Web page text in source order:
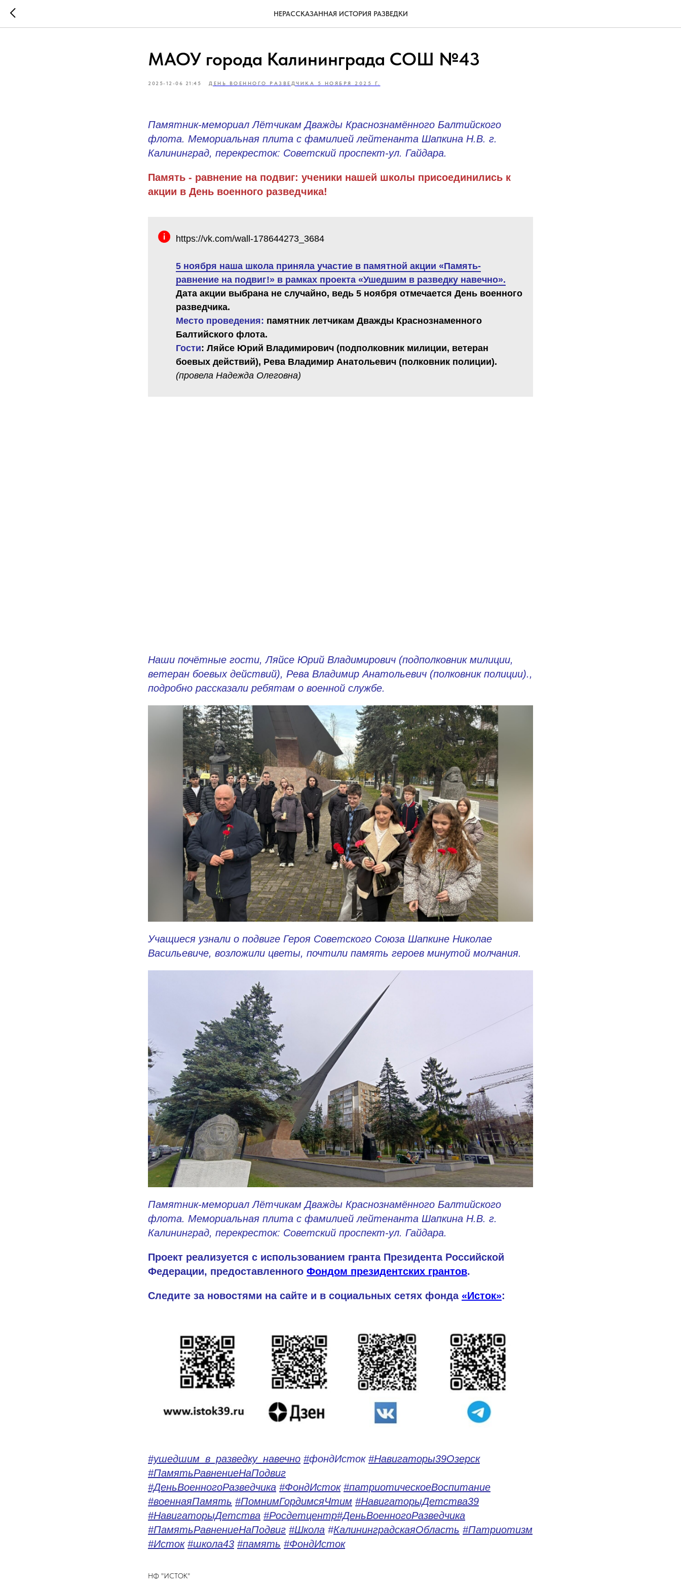
НЕРАССКАЗАННАЯ ИСТОРИЯ РАЗВЕДКИ
МАОУ города Калининграда СОШ №43
2025-12-06 21:45 ДЕНЬ ВОЕННОГО РАЗВЕДЧИКА 5 НОЯБРЯ 2025 Г.
Памятник-мемориал Лётчикам Дважды Краснознамённого Балтийского
флота. Мемориальная плита с фамилией лейтенанта Шапкина Н.В. г.
Калининград, перекресток: Советский проспект-ул. Гайдара.
Память - равнение на подвиг: ученики нашей школы присоединились к
акции в День военного разведчика!
https://vk.com/wall-178644273_3684
5 ноября наша школа приняла участие в памятной акции «Память-
равнение на подвиг!» в рамках проекта «Ушедшим в разведку навечно».
Дата акции выбрана не случайно, ведь 5 ноября отмечается День военного
разведчика.
Место проведения: памятник летчикам Дважды Краснознаменного
Балтийского флота.
Гости: Ляйсе Юрий Владимирович (подполковник милиции, ветеран
боевых действий), Рева Владимир Анатольевич (полковник полиции).
(провела Надежда Олеговна)
Наши почётные гости, Ляйсе Юрий Владимирович (подполковник милиции,
ветеран боевых действий), Рева Владимир Анатольевич (полковник полиции).,
подробно рассказали ребятам о военной службе.
Учащиеся узнали о подвиге Героя Советского Союза Шапкине Николае
Васильевиче, возложили цветы, почтили память героев минутой молчания.
Памятник-мемориал Лётчикам Дважды Краснознамённого Балтийского
флота. Мемориальная плита с фамилией лейтенанта Шапкина Н.В. г.
Калининград, перекресток: Советский проспект-ул. Гайдара.
Проект реализуется с использованием гранта Президента Российской
Федерации, предоставленного Фондом президентских грантов.
Следите за новостями на сайте и в социальных сетях фонда «Исток»:
#ушедшим_в_разведку_навечно #фондИсток #Навигаторы39Озерск
#ПамятьРавнениеНаПодвиг
#ДеньВоенногоРазведчика #ФондИсток #патриотическоеВоспитание
#военнаяПамять #ПомнимГордимсяЧтим #НавигаторыДетства39
#НавигаторыДетства #Росдетцентр#ДеньВоенногоРазведчика
#ПамятьРавнениеНаПодвиг #Школа #КалининградскаяОбласть #Патриотизм
#Исток #школа43 #память #ФондИсток
НФ "ИСТОК"